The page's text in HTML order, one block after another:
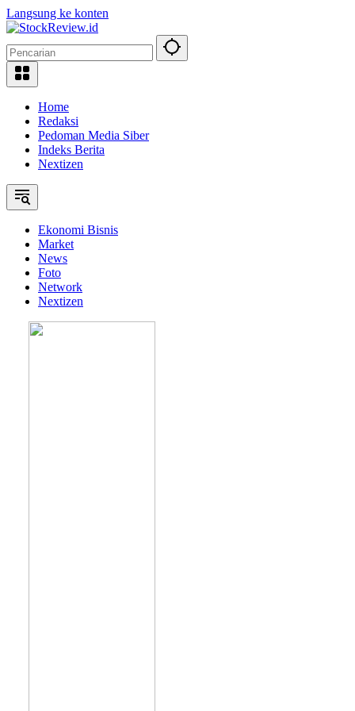
Langsung ke konten
Home
Redaksi
Pedoman Media Siber
Indeks Berita
Nextizen
Ekonomi Bisnis
Market
News
Foto
Network
Nextizen